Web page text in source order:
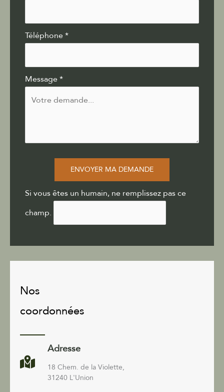
Téléphone*
Message*
ENVOYER MA DEMANDE
Si vous êtes un humain, ne remplissez pas ce
champ.
Nos
coordonnées
Adresse
18 Chem. de la Violette,
31240 L'Union